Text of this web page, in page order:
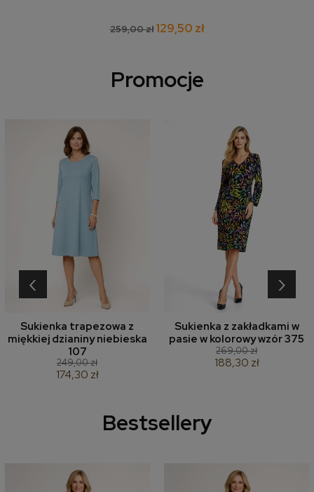
259,00 zł 129,50 zł
Promocje
Sukienka trapezowa z
miękkiej dzianiny niebieska
107
249,00 zł
174,30 zł
Sukienka z zakładkami w
pasie w kolorowy wzór 375
269,00 zł
188,30 zł
‹ ›
Bestsellery